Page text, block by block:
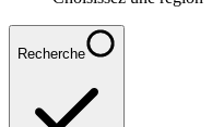
Recherche